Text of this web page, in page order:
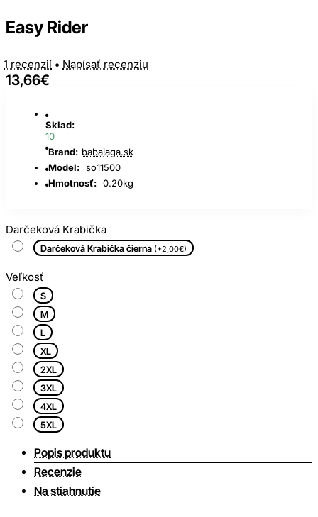
Easy Rider
1 recenzií • Napísať recenziu
13,66€
Sklad:
10
Brand: babajaga.sk
Model: so11500
Hmotnosť: 0.20kg
Darčeková Krabička
Darčeková Krabička čierna (+2,00€)
Veľkosť
S
M
L
XL
2XL
3XL
4XL
5XL
Popis produktu
Recenzie
Na stiahnutie